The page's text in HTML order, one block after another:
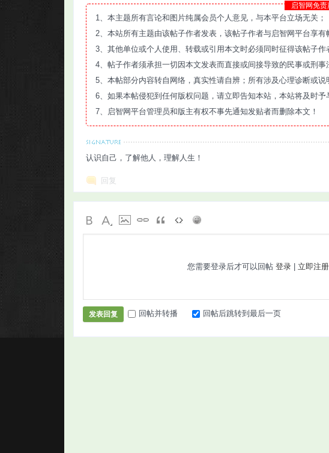
启智网免责
1、本主题所有言论和图片纯属会员个人意见，与本平台立场无关；
2、本站所有主题由该帖子作者发表，该帖子作者与启智网平台享有
3、其他单位或个人使用、转载或引用本文时必须同时征得该帖子作
4、帖子作者须承担一切因本文发表而直接或间接导致的民事或刑事
5、本帖部分内容转自网络，真实性请自辨；所有涉及心理诊断或
6、如果本帖侵犯到任何版权问题，请立即告知本站，本站将及时予
7、启智网平台管理员和版主有权不事先通知发贴者而删除本文！
认识自己，了解他人，理解人生！
回复
您需要登录后才可以回帖 登录 立即注册
发表回复 回帖并转播 回帖后跳转到最后一页